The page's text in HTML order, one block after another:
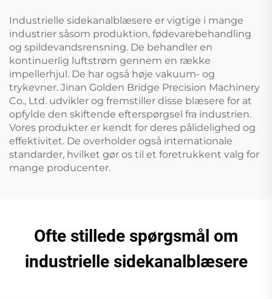
Industrielle sidekanalblæsere er vigtige i mange
industrier såsom produktion, fødevarebehandling
og spildevandsrensning. De behandler en
kontinuerlig luftstrøm gennem en række
impellerhjul. De har også høje vakuum- og
trykevner. Jinan Golden Bridge Precision Machinery
Co., Ltd. udvikler og fremstiller disse blæsere for at
opfylde den skiftende efterspørgsel fra industrien.
Vores produkter er kendt for deres pålidelighed og
effektivitet. De overholder også internationale
standarder, hvilket gør os til et foretrukkent valg for
mange producenter.
Ofte stillede spørgsmål om
industrielle sidekanalblæsere